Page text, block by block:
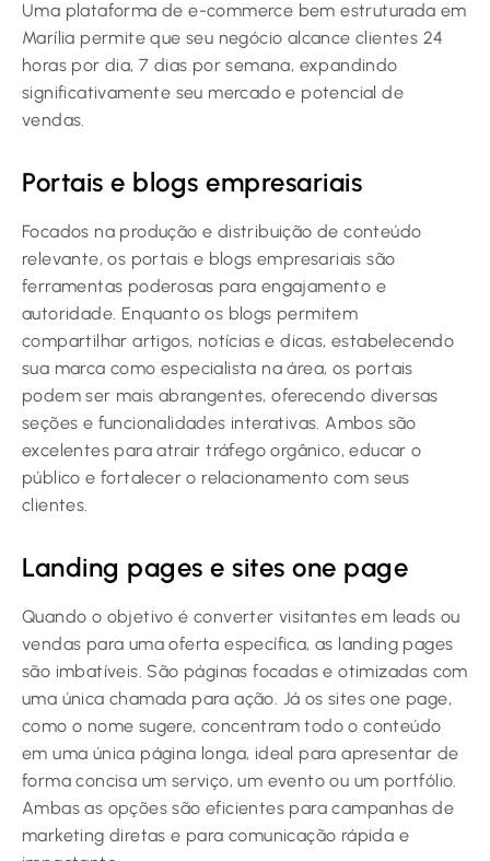
Uma plataforma de e-commerce bem estruturada em
Marília permite que seu negócio alcance clientes 24
horas por dia, 7 dias por semana, expandindo
significativamente seu mercado e potencial de
vendas.
Portais e blogs empresariais
Focados na produção e distribuição de conteúdo
relevante, os portais e blogs empresariais são
ferramentas poderosas para engajamento e
autoridade. Enquanto os blogs permitem
compartilhar artigos, notícias e dicas, estabelecendo
sua marca como especialista na área, os portais
podem ser mais abrangentes, oferecendo diversas
seções e funcionalidades interativas. Ambos são
excelentes para atrair tráfego orgânico, educar o
público e fortalecer o relacionamento com seus
clientes.
Landing pages e sites one page
Quando o objetivo é converter visitantes em leads ou
vendas para uma oferta específica, as landing pages
são imbatíveis. São páginas focadas e otimizadas com
uma única chamada para ação. Já os sites one page,
como o nome sugere, concentram todo o conteúdo
em uma única página longa, ideal para apresentar de
forma concisa um serviço, um evento ou um portfólio.
Ambas as opções são eficientes para campanhas de
marketing diretas e para comunicação rápida e